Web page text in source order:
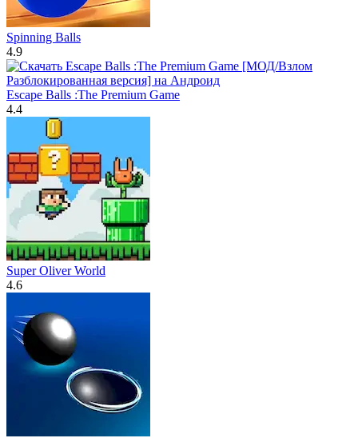
Spinning Balls
4.9
Escape Balls :The Premium Game
4.4
Super Oliver World
4.6